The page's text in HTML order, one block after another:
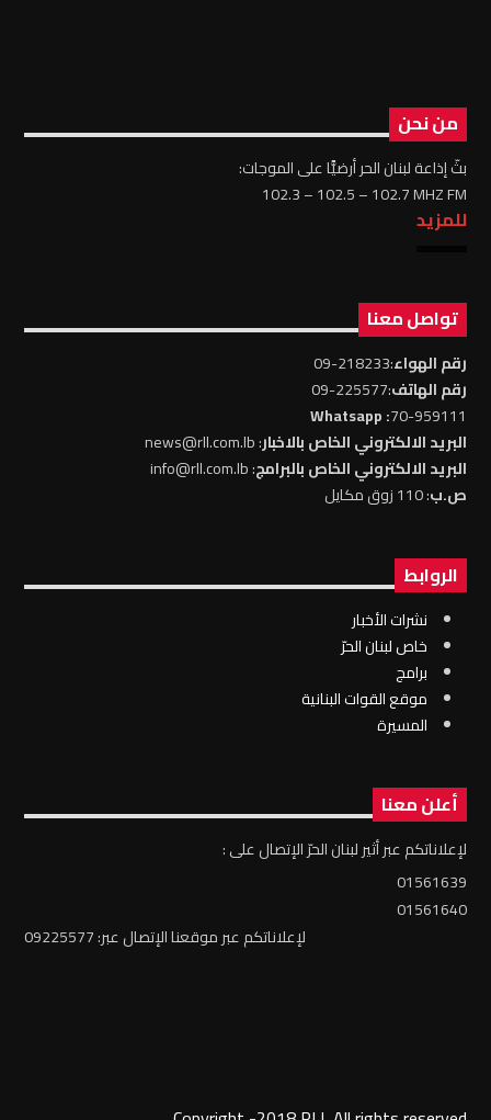
من نحن
بثّ إذاعة لبنان الحر أرضيًّا على الموجات:
102.3 – 102.5 – 102.7 MHZ FM
للمزيد
تواصل معنا
رقم الهواء:218233-09
رقم الهاتف:225577-09
70-959111
: Whatsapp
البريد الالكتروني الخاص بالاخبار: news@rll.com.lb
البريد الالكتروني الخاص بالبرامج: info@rll.com.lb
ص.ب: 110 زوق مكايل
الروابط
نشرات الأخبار
خاص لبنان الحرّ
برامج
موقع القوات البنانية
المسيرة
أعلن معنا
لإعلاناتكم عبر أثير لبنان الحرّ الإتصال على :
01561639
01561640
لإعلاناتكم عبر موقعنا الإتصال عبر: 09225577